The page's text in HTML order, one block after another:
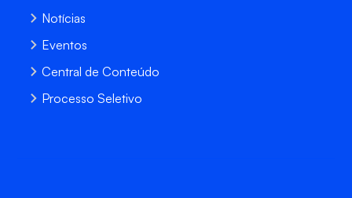
Notícias
Eventos
Central de Conteúdo
Processo Seletivo